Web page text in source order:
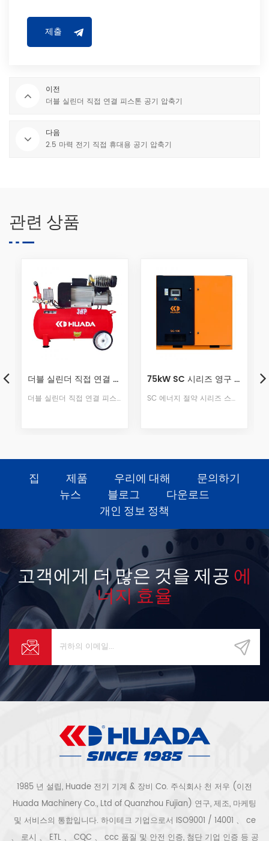
이전
더블 실린더 직접 연결 피스톤 공기 압축기
다음
2.5 마력 전기 직접 휴대용 공기 압축기
관련 상품
75kW SC 시리즈 영구 자석 가변 주파수 나사 기계
SC 에너지 절약 시리즈 스크류 머신은 고유 한 신뢰성, 에너지 절약 및 조용함으로 1 단계 에너지 효율을 달성합니다 전반적인 설계는 간단하며 다양한 업무 환경에 적응하여 다양한 산업의 가스 요구를 충족시킬 수 있습니다.
132kW – 최신 세대 SED+ 시리즈 영구자석 2단 가변 주파수 스크류 공기 압축기
SED+ 시리즈 132kW 기어 구동 2단 가변 주파수 스크류 압축기는 의료 및 대규모 제조 분야의 응용을 위해 설계되었으며, IE5 고효율 모터, 깨끗한 압축 공기, AirLink IoT 스마트 관리 기능을 갖추고 장기적인 이점을 위한 종합적인 35% 에너지 절감률을 제공합니다.
집 제품 우리에 대해
문의하기
뉴스
블로그
다운로드
개인 정보 정책
고객에게 더 많은 것을 제공 에
너지 효율
1985 년 설립, Huade 전기 기계 & 장비 Co. 주식회사 천 저우 (이전
Huada Machinery Co., Ltd of Quanzhou Fujian) 연구, 제조, 마케팅
및 서비스의 통합입니다. 하이테크 기업으로서 ISO9001 / 14001 、 ce
、 로시 、 ETL 、 CQC 、 ccc 품질 및 안전 인증, 첨단 기업 인증 등 공